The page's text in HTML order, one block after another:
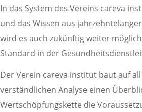
In das System des Vereins careva
und das Wissen aus
wird es auch zukünftig weiter
Standard in der
Der Verein careva institut baut auf
verständlichen Analyse einen
Wertschöpfungskette die